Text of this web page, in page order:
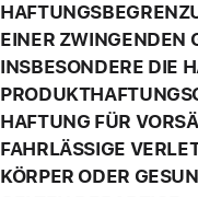
EINER ZWINGENDEN
INSBESONDERE DIE
HAFTUNG FÜR
FAHRLÄSSIGE
KÖRPER ODER